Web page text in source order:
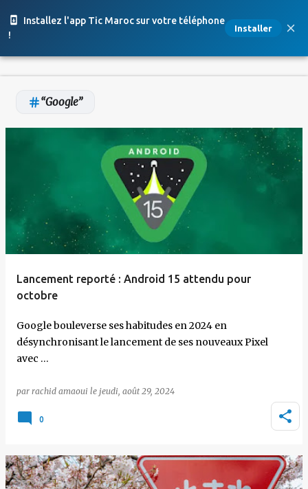
Installez l'app Tic Maroc sur votre téléphone
!
Installer
Accéder au contenu principal
Google
Lancement reporté : Android 15 attendu pour
octobre
Google bouleverse ses habitudes en 2024 en
désynchronisant le lancement de ses nouveaux Pixel
avec …
par rachid amaoui le jeudi, août 29, 2024
0